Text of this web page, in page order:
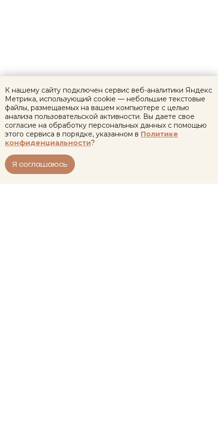
К нашему сайту подключен сервис веб-аналитики Яндекс
Метрика, использующий cookie — небольшие текстовые
файлы, размещаемых на вашем компьютере с целью
анализа пользовательской активности. Вы даете свое
согласие на обработку персональных данных с помощью
этого сервиса в порядке, указанном в Политике
конфиденциальности?
Я соглашаюсь